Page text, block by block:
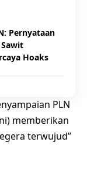
Pernyataan
Hoaks
PLN
memberikan
terwujud”